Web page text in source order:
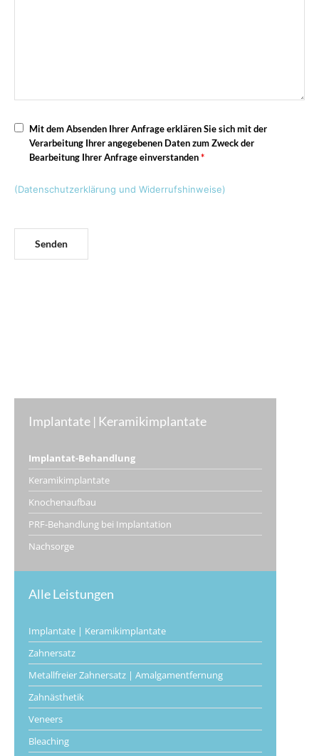
Mit dem Absenden Ihrer Anfrage erklären Sie sich mit der
Verarbeitung Ihrer angegebenen Daten zum Zweck der
Bearbeitung Ihrer Anfrage einverstanden*
(Datenschutzerklärung und Widerrufshinweise)
Implantate | Keramikimplantate
Implantat-Behandlung
Keramikimplantate
Knochenaufbau
PRF-Behandlung bei Implantation
Nachsorge
Alle Leistungen
Implantate | Keramikimplantate
Zahnersatz
Metallfreier Zahnersatz | Amalgamentfernung
Zahnästhetik
Veneers
Bleaching